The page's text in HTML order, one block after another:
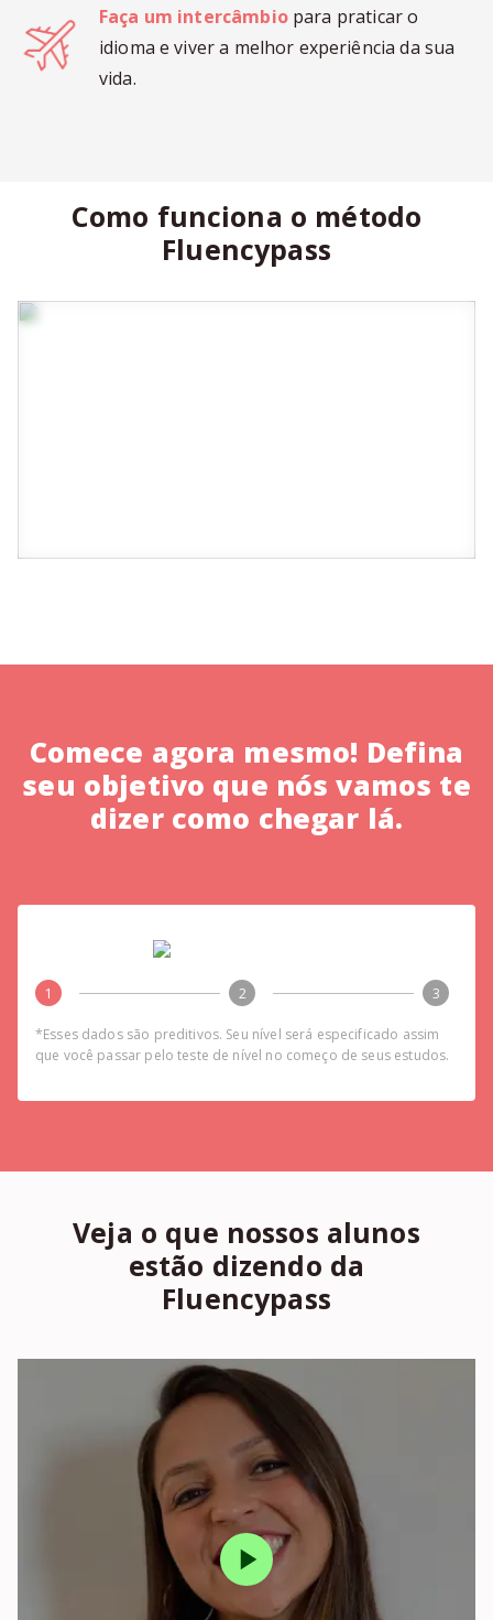
Faça um intercâmbio para praticar o
idioma e viver a melhor experiência da sua
vida.
Como funciona o método
Fluencypass
Comece agora mesmo! Defina
seu objetivo que nós vamos te
dizer como chegar lá.
1 2 3
*Esses dados são preditivos. Seu nível será especificado assim
que você passar pelo teste de nível no começo de seus estudos.
Veja o que nossos alunos
estão dizendo da
Fluencypass